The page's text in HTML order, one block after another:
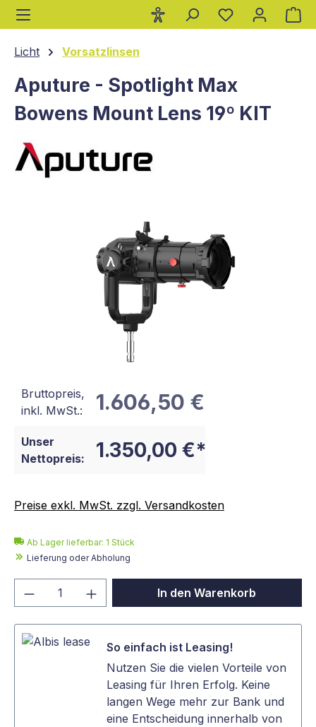
springen
Licht Vorsatzlinsen
Aputure - Spotlight Max
Bowens Mount Lens 19º KIT
Bruttopreis,
inkl. MwSt.:
1.606,50 €
Unser
Nettopreis:
1.350,00 €*
Preise exkl. MwSt. zzgl. Versandkosten
Ab Lager lieferbar: 1 Stück
Lieferung oder Abholung
Produkt Anzahl: Gib denIn den Warenkorb
So einfach ist Leasing!
Nutzen Sie die vielen Vorteile von
Leasing für Ihren Erfolg. Keine
langen Wege mehr zur Bank und
eine Entscheidung innerhalb von